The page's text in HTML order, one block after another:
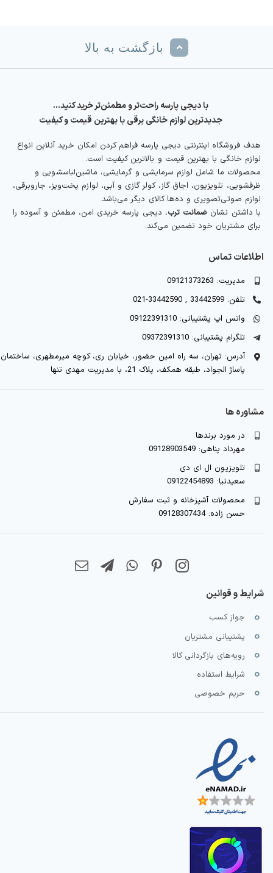
بازگشت به بالا
با دیجی پارسه راحت‌تر و مطمئن‌تر خرید کنید…
جدیدترین لوازم خانگی برقی با بهترین قیمت و کیفیت
هدف فروشگاه اینترنتی دیجی پارسه فراهم کردن امکان خرید آنلاین انواع
لوازم خانگی با بهترین قیمت و بالاترین کیفیت است.
محصولات ما شامل لوازم سرمایشی و گرمایشی، ماشین‌لباسشویی و
ظرفشویی، تلویزیون، اجاق گاز، کولر گازی و آبی، لوازم پخت‌وپز، جاروبرقی،
لوازم صوتی‌تصویری و ده‌ها کالای دیگر می‌باشد.
با داشتن نشان ضمانت ترب، دیجی پارسه خریدی امن، مطمئن و آسوده را
برای مشتریان خود تضمین می‌کند.
اطلاعات تماس
مدیریت: 09121373263
تلفن: 33442599 , 33442590-021
واتس اپ پشتیبانی: 09122391310
تلگرام پشتیبانی: 09372391310
آدرس: تهران، سه راه امین حضور، خیابان ری، کوچه میرمطهری، ساختمان
پاساژ الجواد، طبقه همکف، پلاک 21، با مدیریت مهدی تنها
مشاوره ها
در مورد برندها
مهرداد پناهی: 09128903549
تلویزیون ال ای دی
سعیدنیا: 09122454893
محصولات آشپزخانه و ثبت سفارش
حسن زاده: 09128307434
شرایط و قوانین
جواز کسب
پشتیبانی مشتریان
رویه‌های بازگردانی کالا
شرایط استفاده
حریم خصوصی